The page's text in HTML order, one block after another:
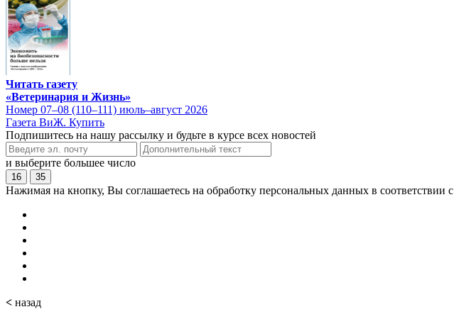
Читать газету
«Ветеринария и Жизнь»
Номер 07–08 (110–111) июль–август 2026
Газета ВиЖ. Купить
Подпишитесь на нашу рассылку и будьте в курсе всех новостей
и выберите большее число
16 35
Нажимая на кнопку, Вы соглашаетесь на обработку персональных данных в соответствии с
< назад